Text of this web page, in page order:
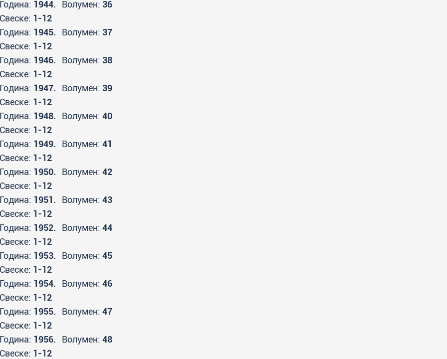
Година: 1944. Волумен: 36
Свеске: 1-12
Година: 1945. Волумен: 37
Свеске: 1-12
Година: 1946. Волумен: 38
Свеске: 1-12
Година: 1947. Волумен: 39
Свеске: 1-12
Година: 1948. Волумен: 40
Свеске: 1-12
Година: 1949. Волумен: 41
Свеске: 1-12
Година: 1950. Волумен: 42
Свеске: 1-12
Година: 1951. Волумен: 43
Свеске: 1-12
Година: 1952. Волумен: 44
Свеске: 1-12
Година: 1953. Волумен: 45
Свеске: 1-12
Година: 1954. Волумен: 46
Свеске: 1-12
Година: 1955. Волумен: 47
Свеске: 1-12
Година: 1956. Волумен: 48
Свеске: 1-12